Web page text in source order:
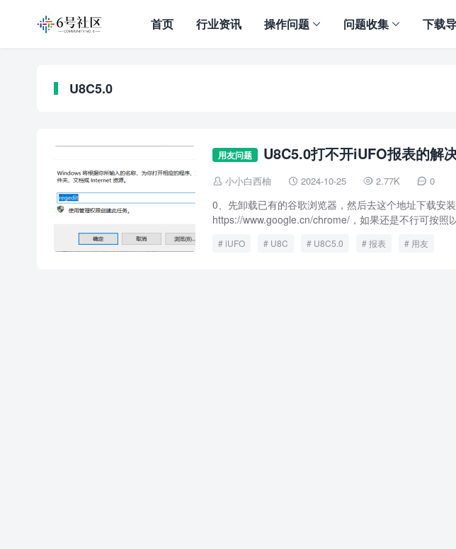
首页 行业资讯 操作问题 问题收集 下载
U8C5.0
用友问题 U8C5.0打不开iUFO报表的解
 小小白西柚  2024-10-25  2.77K  0
0、先卸载已有的谷歌浏览器，然后去这个地址下载安
https://www.google.cn/chrome/，如果还是不行可按照
iUFO U8C U8C5.0 报表 用友